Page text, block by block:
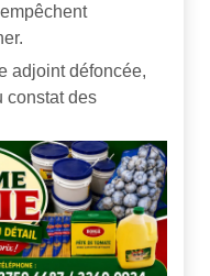
adjoint défoncée,
constat des